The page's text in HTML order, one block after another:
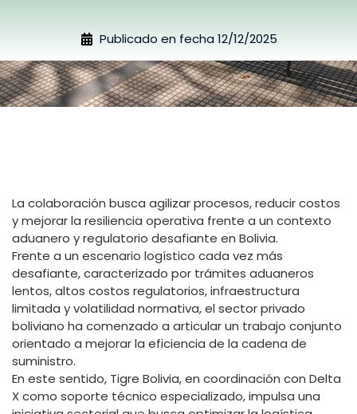
Publicado en fecha 12/12/2025
La colaboración busca agilizar procesos, reducir costos
y mejorar la resiliencia operativa frente a un contexto
aduanero y regulatorio desafiante en Bolivia.
Frente a un escenario logístico cada vez más
desafiante, caracterizado por trámites aduaneros
lentos, altos costos regulatorios, infraestructura
limitada y volatilidad normativa, el sector privado
boliviano ha comenzado a articular un trabajo conjunto
orientado a mejorar la eficiencia de la cadena de
suministro.
En este sentido, Tigre Bolivia, en coordinación con Delta
X como soporte técnico especializado, impulsa una